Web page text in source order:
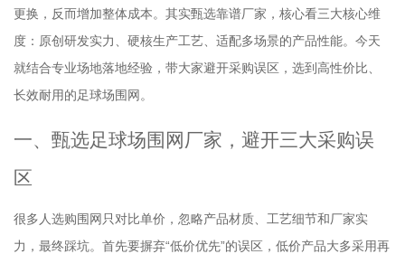
更换，反而增加整体成本。其实甄选靠谱厂家，核心看三大核心维
度：原创研发实力、硬核生产工艺、适配多场景的产品性能。今天
就结合专业场地落地经验，带大家避开采购误区，选到高性价比、
长效耐用的足球场围网。
一、甄选足球场围网厂家，避开三大采购误
区
很多人选购围网只对比单价，忽略产品材质、工艺细节和厂家实
力，最终踩坑。首先要摒弃“低价优先”的误区，低价产品大多采用再